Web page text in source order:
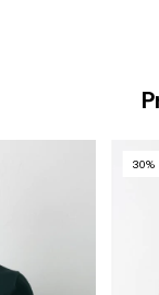
30%